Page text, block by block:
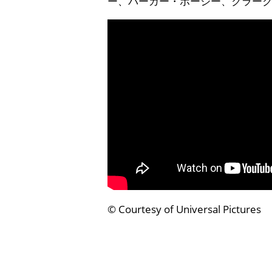
© Courtesy of Universal Pictures